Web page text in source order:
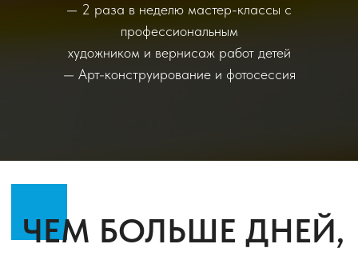
— 2 раза в неделю мастер-классы с
профессиональным
художником и вернисаж работ детей
— Арт-конструирование и фотосессия